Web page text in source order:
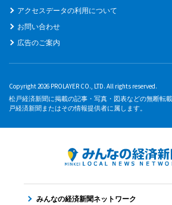
アクセスデータの利用について
お問い合わせ
広告のご案内
Copyright 2026 PROLAYER CO., LTD. All rights reserved.
松戸経済新聞に掲載の記事・写真・図表などの無断転
戸経済新聞またはその情報提供者に属します。
みんなの経済新聞ネットワーク